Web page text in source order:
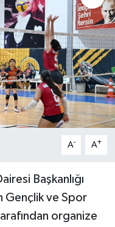
A- A+
Başkanlığı
Gençlik ve Spor
organize